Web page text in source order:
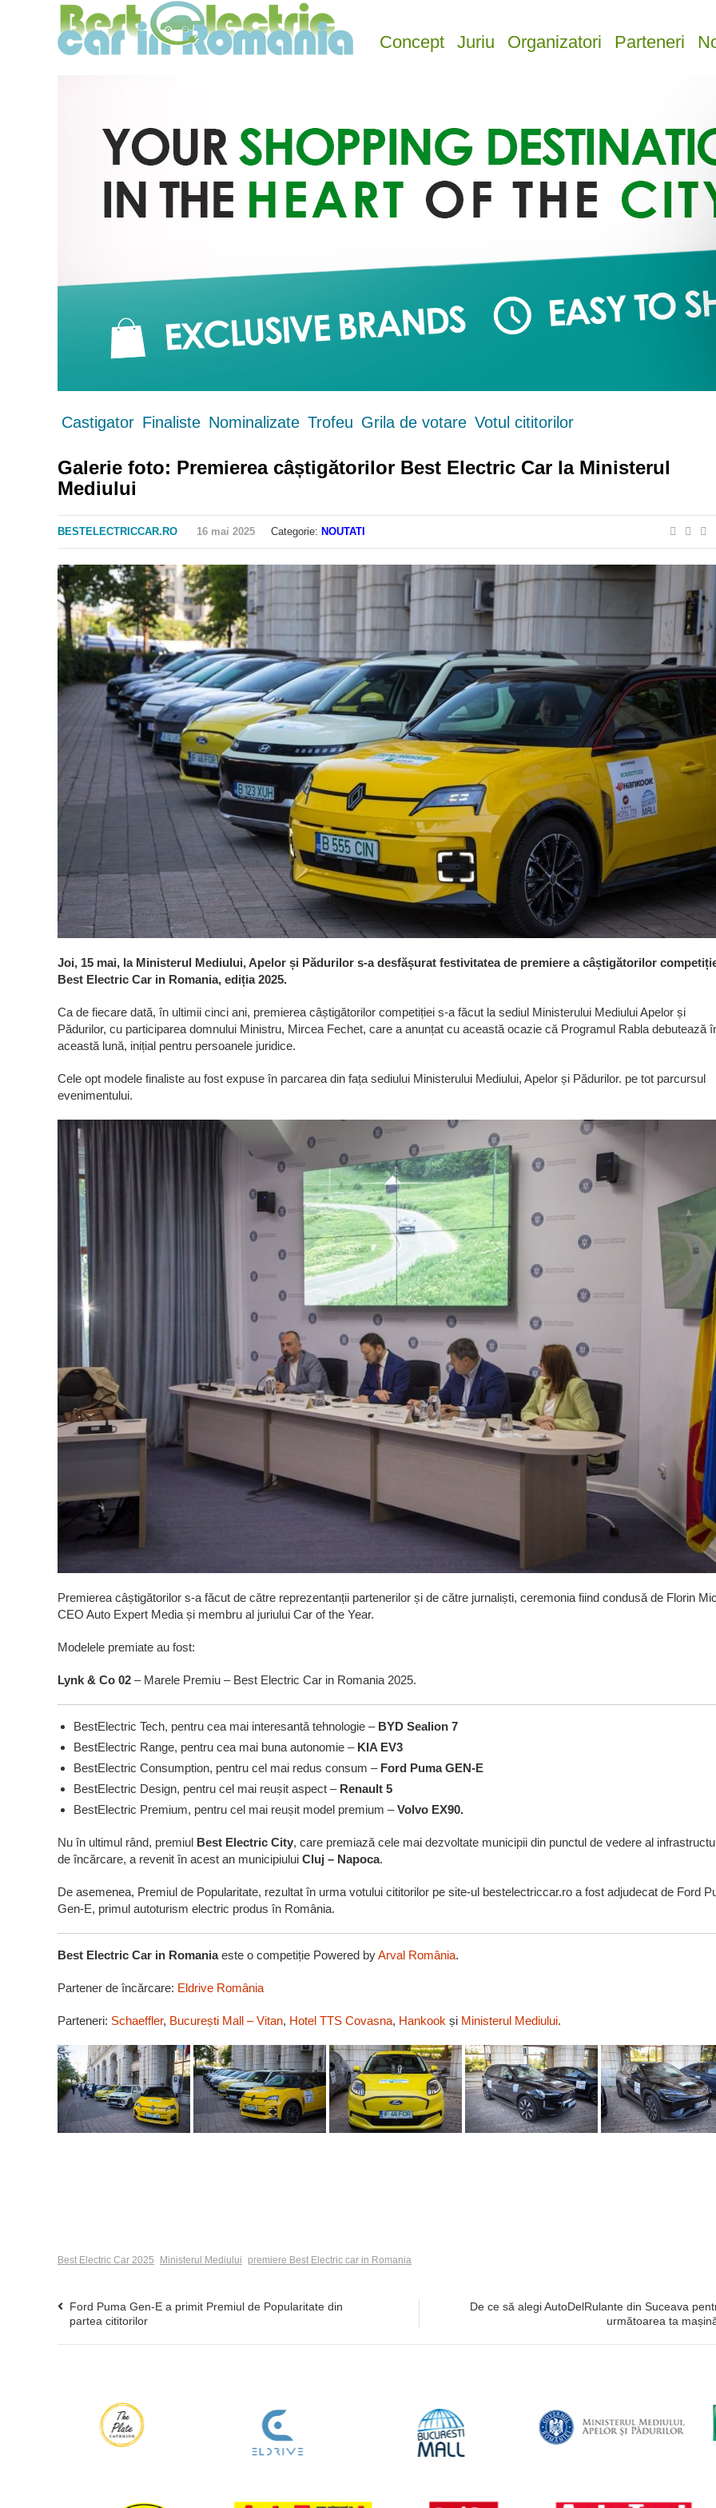
Concept Juriu Organizatori Parteneri
Castigator Finaliste Nominalizate Trofeu Grila de votare Votul cititorilor
Galerie foto: Premierea câștigătorilor Best Electric Car la Ministerul
Mediului
BESTELECTRICCAR.RO 16 mai 2025 Categorie: NOUTATI
Joi, 15 mai, la Ministerul Mediului, Apelor și Pădurilor s-a desfășurat festivitatea de premiere a câștigătorilor
Best Electric Car in Romania, ediția 2025.
Ca de fiecare dată, în ultimii cinci ani, premierea câștigătorilor competiției s-a făcut la sediul Ministerului Mediului Apelor și
Pădurilor, cu participarea domnului Ministru, Mircea Fechet, care a anunțat cu această ocazie că Programul Rabla debutează
această lună, inițial pentru persoanele juridice.
Cele opt modele finaliste au fost expuse în parcarea din fața sediului Ministerului Mediului, Apelor și Pădurilor. pe tot parcursul
evenimentului.
Premierea câștigătorilor s-a făcut de către reprezentanții partenerilor și de către jurnaliști, ceremonia fiind condusă de Florin
CEO Auto Expert Media și membru al juriului Car of the Year.
Modelele premiate au fost:
Lynk & Co 02 – Marele Premiu – Best Electric Car in Romania 2025.
BestElectric Tech, pentru cea mai interesantă tehnologie – BYD Sealion 7
BestElectric Range, pentru cea mai buna autonomie – KIA EV3
BestElectric Consumption, pentru cel mai redus consum – Ford Puma GEN-E
BestElectric Design, pentru cel mai reușit aspect – Renault 5
BestElectric Premium, pentru cel mai reușit model premium –Volvo EX90.
Nu în ultimul rând, premiul Best Electric City, care premiază cele mai dezvoltate municipii din punctul de vedere al
de încărcare, a revenit în acest an municipiului Cluj – Napoca.
De asemenea, Premiul de Popularitate, rezultat în urma votului cititorilor pe site-ul bestelectriccar.ro a fost adjudecat de Ford
Gen-E, primul autoturism electric produs în România.
Best Electric Car in Romaniaeste o competiție Powered byArval România.
Partener de încărcare: Eldrive România
Parteneri: Schaeffler, București Mall – Vitan, Hotel TTS Covasna, Hankook și Ministerul Mediului.
Best Electric Car 2025 Ministerul Mediului premiere Best Electric car in Romania
Ford Puma Gen-E a primit Premiul de Popularitate din
partea cititorilor
De ce să alegi AutoDelRulante din Suceava
următoarea ta